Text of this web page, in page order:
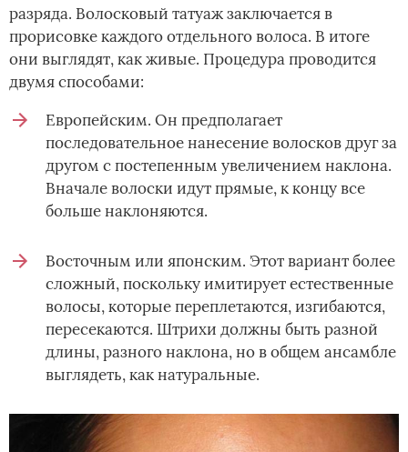
разряда. Волосковый татуаж заключается в
прорисовке каждого отдельного волоса. В итоге
они выглядят, как живые. Процедура проводится
двумя способами:
Европейским. Он предполагает
последовательное нанесение волосков друг за
другом с постепенным увеличением наклона.
Вначале волоски идут прямые, к концу все
больше наклоняются.
Восточным или японским. Этот вариант более
сложный, поскольку имитирует естественные
волосы, которые переплетаются, изгибаются,
пересекаются. Штрихи должны быть разной
длины, разного наклона, но в общем ансамбле
выглядеть, как натуральные.